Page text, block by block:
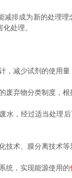
成为新的处理理
处理。
减少试剂的使用量
弃物分类制度，根
，经过适当处理后
术、膜分离技术等
，实现能源使用的